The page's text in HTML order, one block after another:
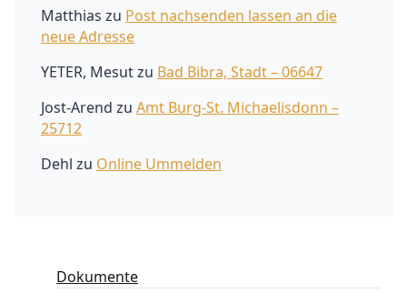
Matthias zu Post nachsenden lassen an die
neue Adresse
YETER, Mesutzu Bad Bibra, Stadt – 06647
Jost-Arend zu Amt Burg-St. Michaelisdonn –
25712
Dehl zu Online Ummelden
Dokumente